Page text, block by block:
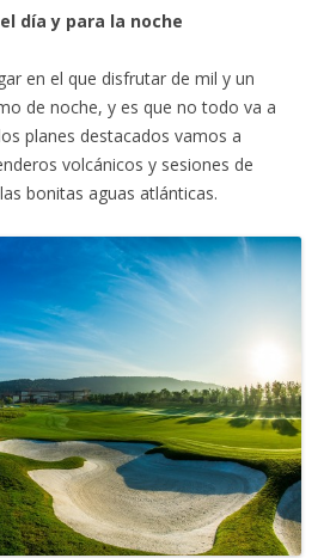
día y para la noche
en el que disfrutar de mil y un
de noche, y es que no todo va a
planes destacados vamos a
volcánicos y sesiones de
bonitas aguas atlánticas.